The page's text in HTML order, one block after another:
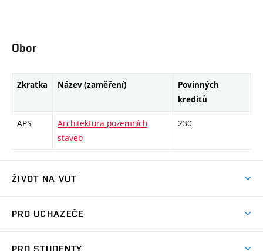
Obor
Zkratka Název (zaměření)
Povinných
kreditů
APS
Architektura pozemních
staveb
230
ŽIVOT NA VUT
Koleje
PRO UCHAZEČE